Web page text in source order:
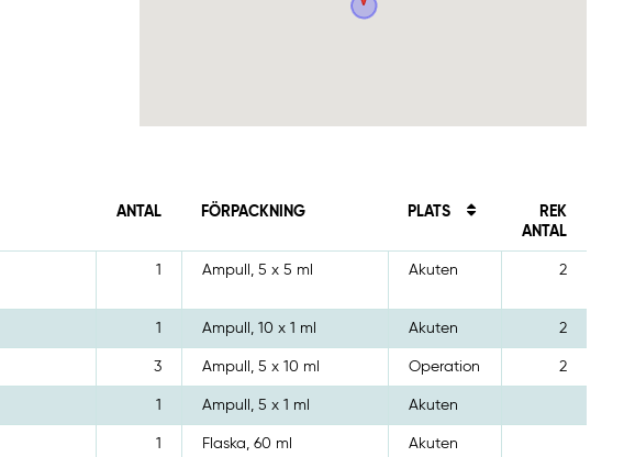
ANTAL FÖRPACKNING PLATS
REK
ANTAL
1 Ampull, 5 x 5 ml Akuten 2
1 Ampull, 10 x 1 ml Akuten 2
3 Ampull, 5 x 10 ml Operation 2
1 Ampull, 5 x 1 ml Akuten
1 Flaska, 60 ml Akuten